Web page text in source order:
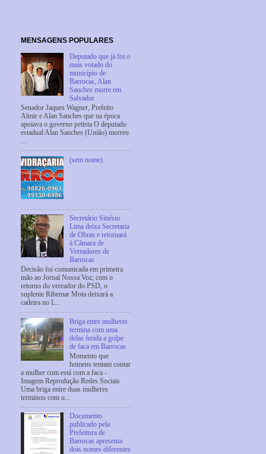
MENSAGENS POPULARES
Deputado que já foi o
mais votado do
município de
Barrocas, Alan
Sanches morre em
Salvador
Senador Jaques Wagner, Prefeito
Almir e Alan Sanches que na época
apoiava o governo petista O deputado
estadual Alan Sanches (União) morreu
...
(sem nome)
Secretário Sinésio
Lima deixa Secretaria
de Obras e retornará
à Câmara de
Vereadores de
Barrocas
Decisão foi comunicada em primeira
mão ao Jornal Nossa Voz; com o
retorno do vereador do PSD, o
suplente Ribemar Mota deixará a
cadeira no L...
Briga entre mulheres
termina com uma
delas ferida a golpe
de faca em Barrocas
Momento que
homens tentam contar
a mulher com está com a faca -
Imagem Reprodução Redes Sociais
Uma briga entre duas mulheres
terminou com u...
Documento
publicado pela
Prefeitura de
Barrocas apresenta
dois nomes diferentes